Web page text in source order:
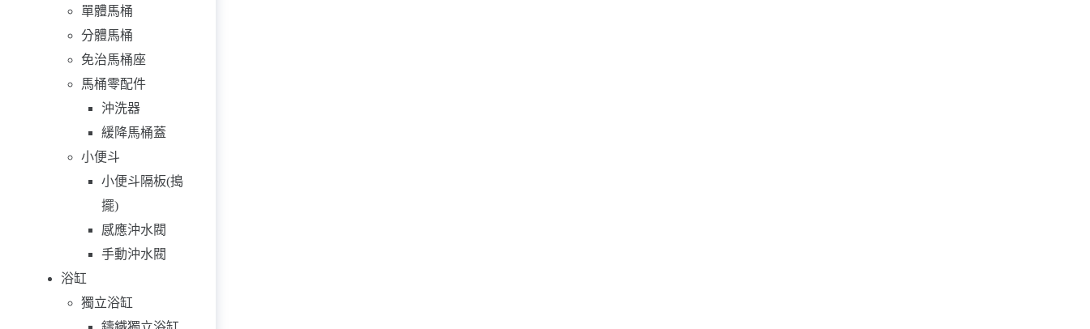
單體馬桶
分體馬桶
免治馬桶座
馬桶零配件
沖洗器
緩降馬桶蓋
小便斗
小便斗隔板(搗
擺)
感應沖水閥
手動沖水閥
浴缸
獨立浴缸